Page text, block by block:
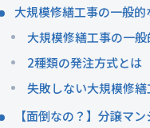
大規模修繕工事の一般
大規模修繕工事の一
2種類の発注方式とは
失敗しない大規模修
【面倒なの？】分譲マ